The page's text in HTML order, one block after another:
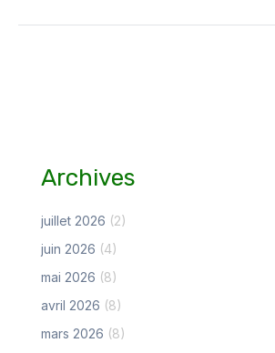
Archives
juillet 2026 (2)
juin 2026 (4)
mai 2026 (8)
avril 2026 (8)
mars 2026 (8)